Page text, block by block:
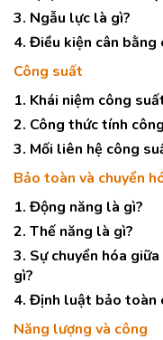
3. Ngẫu lực là gì?
4. Điều kiện cân bằng
Công suất
1. Khái niệm công
2. Công thức tính
3. Mối liên hệ công
Bảo toàn và chuyển
1. Động năng là gì?
2. Thế năng là gì?
3. Sự chuyển hóa
gì?
4. Định luật bảo toàn
Năng lượng và công